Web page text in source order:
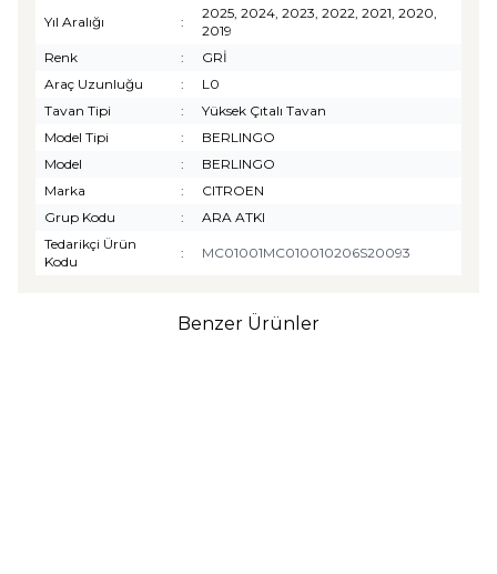
Yıl Aralığı :
2025, 2024, 2023, 2022, 2021, 2020,
2019
Renk
:
GRİ
Araç Uzunluğu
:
L0
Tavan Tipi
:
Yüksek Çıtalı Tavan
Model Tipi
:
BERLINGO
Model
:
BERLINGO
Marka
:
CITROEN
Grup Kodu
:
ARA ATKI
Tedarikçi Ürün
Kodu
: MC01001MC010010206S20093
Benzer Ürünler